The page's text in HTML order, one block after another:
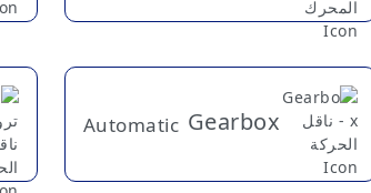
Gearbox
Automatic